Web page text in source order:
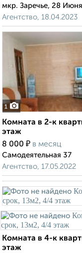
мкр. Заречье, 28
Агентство, 18.04.2023
1
Комната в 2-к
этаж
8 000 ₽ в месяц
Самодеятельная 37
Агентство, 17.05.2022
Комната в 4-к
этаж